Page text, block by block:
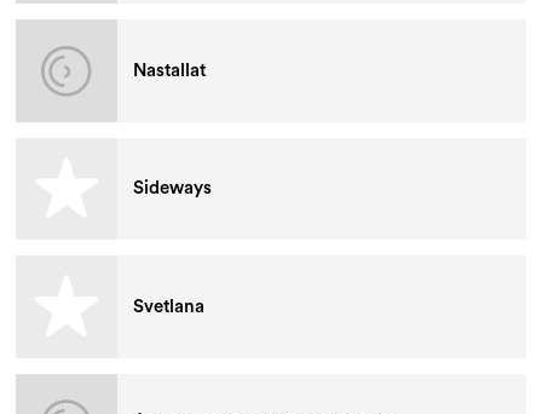
Nastallat
Sideways
Svetlana